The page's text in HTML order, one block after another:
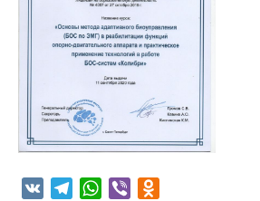
VK TelegramWhatsApp
Viber